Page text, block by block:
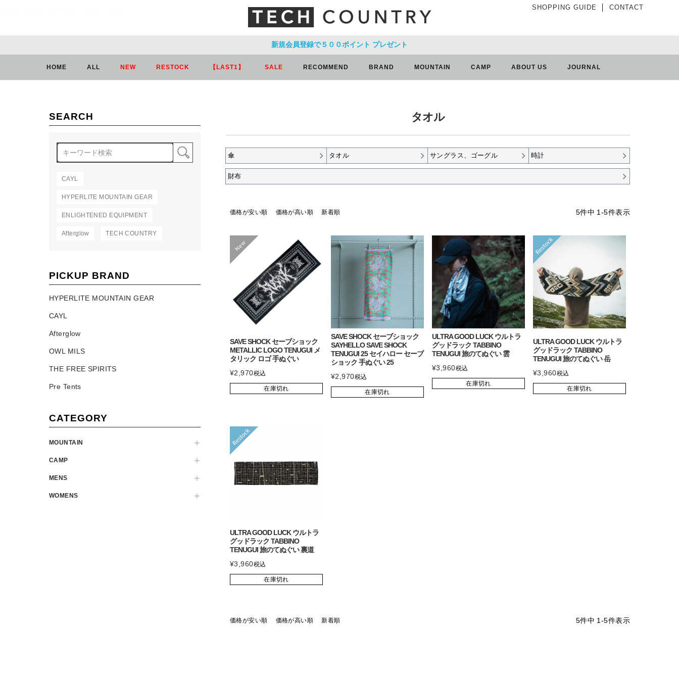
SHOPPING GUIDE CONTACT
新規会員登録で５００ポイント プレゼント
HOME ALL NEW RESTOCK 【LAST1】 SALE RECOMMEND BRAND MOUNTAIN CAMP ABOUT US JOURNAL
SEARCH
CAYL
HYPERLITE MOUNTAIN GEAR
ENLIGHTENED EQUIPMENT
Afterglow TECH COUNTRY
PICKUP BRAND
HYPERLITE MOUNTAIN GEAR
CAYL
Afterglow
OWL MILS
THE FREE SPIRITS
Pre Tents
CATEGORY
MOUNTAIN
CAMP
MENS
WOMENS
タオル
傘 タオル サングラス、ゴーグル 時計
財布
価格が安い順 価格が高い順 新着順 5件中 1 -5件表示
SAVE SHOCK セーブショック
METALLIC LOGO TENUGUI メ
タリック ロゴ 手ぬぐい
¥2,970税込
在庫切れ
SAVE SHOCK セーブショック
SAYHELLO SAVE SHOCK
TENUGUI 25 セイハロー セーブ
ショック 手ぬぐい 25
¥2,970税込
在庫切れ
ULTRA GOOD LUCK ウルトラ
グッドラック TABBINO
TENUGUI 旅のてぬぐい 雲
¥3,960税込
在庫切れ
ULTRA GOOD LUCK ウルトラ
グッドラック TABBINO
TENUGUI 旅のてぬぐい 岳
¥3,960税込
在庫切れ
ULTRA GOOD LUCK ウルトラ
グッドラック TABBINO
TENUGUI 旅のてぬぐい 裏道
¥3,960税込
在庫切れ
価格が安い順 価格が高い順 新着順 5件中 1 -5件表示